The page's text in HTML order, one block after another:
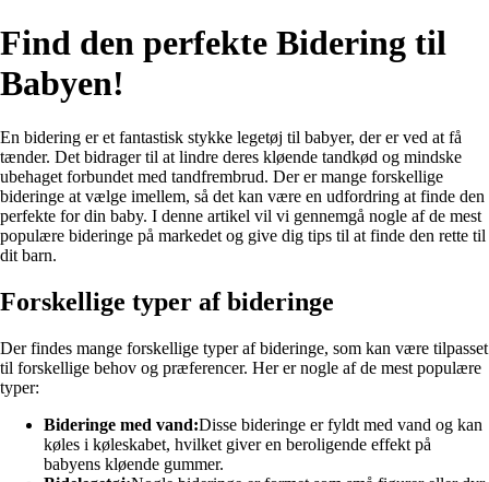
Find den perfekte Bidering til
Babyen!
En bidering er et fantastisk stykke legetøj til babyer, der er ved at få
tænder. Det bidrager til at lindre deres kløende tandkød og mindske
ubehaget forbundet med tandfrembrud. Der er mange forskellige
bideringe at vælge imellem, så det kan være en udfordring at finde den
perfekte for din baby. I denne artikel vil vi gennemgå nogle af de mest
populære bideringe på markedet og give dig tips til at finde den rette til
dit barn.
Forskellige typer af bideringe
Der findes mange forskellige typer af bideringe, som kan være tilpasset
til forskellige behov og præferencer. Her er nogle af de mest populære
typer:
Bideringe med vand:Disse bideringe er fyldt med vand og kan
køles i køleskabet, hvilket giver en beroligende effekt på
babyens kløende gummer.